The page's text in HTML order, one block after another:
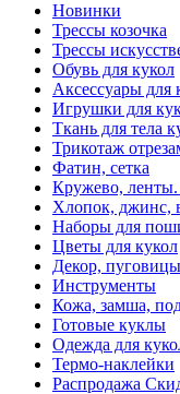
Новинки
Трессы козочка
Трессы
Обувь для кукол
Аксессуары для
Игрушки для
Ткань для тела
Трикотаж
Фатин, сетка
Кружево,
Хлопок, джинс,
Наборы для
Цветы для кукол
Декор,
Инструменты
Кожа, замша,
Готовые куклы
Одежда для
Термо-наклейки
Распродажа